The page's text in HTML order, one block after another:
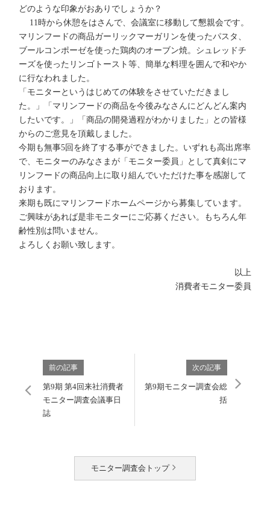
どのような印象がおありでしょうか？
11時から休憩をはさんで、会議室に移動して懇親会です。
マリンフードの商品ガーリックマーガリンを使ったパスタ、
ブールコンポーゼを使った鶏肉のオーブン焼。シュレッドチ
ーズを使ったリンゴトースト等、簡単な料理を囲んで和やか
に行なわれました。
「モニターというはじめての体験をさせていただきまし
た。」「マリンフードの商品を今後みなさんにどんどん案内
したいです。」「商品の開発過程がわかりました」との皆様
からのご意見を頂戴しました。
今期も無事5回を終了する事ができました。いずれも高出席率
で、モニターのみなさまが「モニター委員」として真剣にマ
リンフードの商品向上に取り組んでいただけた事を感謝して
おります。
来期も既にマリンフードホームページから募集しています。
ご興味があれば是非モニターにご応募ください。もちろん年
齢性別は問いません。
よろしくお願い致します。
以上
消費者モニター委員
前の記事
第9期 第4回来社消費者
モニター調査会議事日
誌
次の記事
第9期モニター調査会総
括
モニター調査会トップ